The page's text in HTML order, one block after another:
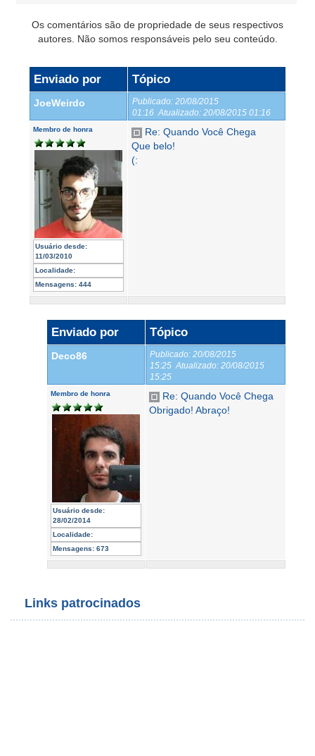
Os comentários são de propriedade de seus respectivos
autores. Não somos responsáveis pelo seu conteúdo.
Enviado por Tópico
JoeWeirdo Publicado: 20/08/2015
01:16 Atualizado: 20/08/2015 01:16
Membro de honra
Usuário desde:
11/03/2010
Localidade:
Mensagens: 444
Re: Quando Você Chega
Que belo!
(:
Enviado por Tópico
Deco86 Publicado: 20/08/2015
15:25 Atualizado: 20/08/2015
15:25
Membro de honra
Usuário desde:
28/02/2014
Localidade:
Mensagens: 673
Re: Quando Você Chega
Obrigado! Abraço!
Links patrocinados